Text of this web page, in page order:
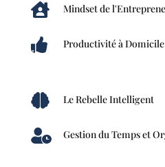
 Mindset de
 Productivité à Domicile
 Le Rebelle Intelligent
 Gestion du Temps et